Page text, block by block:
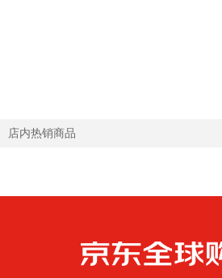
店内热销商品